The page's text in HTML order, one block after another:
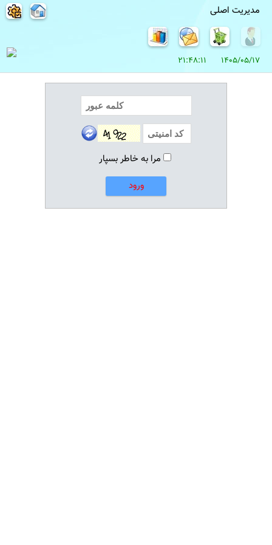
مدیریت اصلی
1405/05/17 21:48:11
مرا به خاطر بسپار